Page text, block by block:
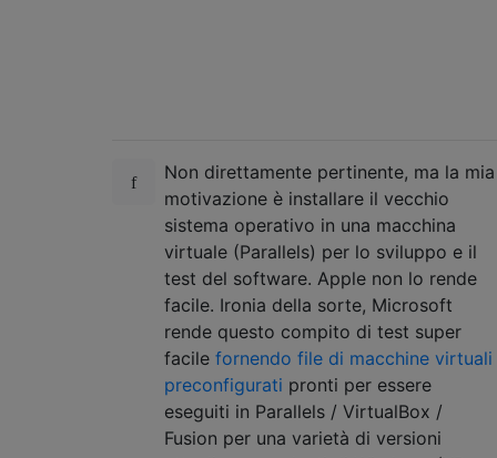
Non direttamente pertinente, ma la mia
motivazione è installare il vecchio
sistema operativo in una macchina
virtuale (Parallels) per lo sviluppo e il
test del software. Apple non lo rende
facile. Ironia della sorte, Microsoft
rende questo compito di test super
facile fornendo file di macchine virtuali
preconfigurati pronti per essere
eseguiti in Parallels / VirtualBox /
Fusion per una varietà di versioni